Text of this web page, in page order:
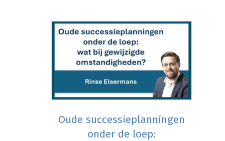
Oude successieplanningen
onder de loep: